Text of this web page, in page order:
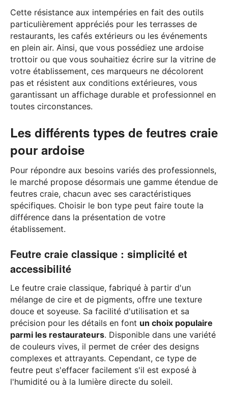
Cette résistance aux intempéries en fait des outils
particulièrement appréciés pour les terrasses de
restaurants, les cafés extérieurs ou les événements
en plein air. Ainsi, que vous possédiez une ardoise
trottoir ou que vous souhaitiez écrire sur la vitrine de
votre établissement, ces marqueurs ne décolorent
pas et résistent aux conditions extérieures, vous
garantissant un affichage durable et professionnel en
toutes circonstances.
Les différents types de feutres craie
pour ardoise
Pour répondre aux besoins variés des professionnels,
le marché propose désormais une gamme étendue de
feutres craie, chacun avec ses caractéristiques
spécifiques. Choisir le bon type peut faire toute la
différence dans la présentation de votre
établissement.
Feutre craie classique : simplicité et
accessibilité
Le feutre craie classique, fabriqué à partir d'un
mélange de cire et de pigments, offre une texture
douce et soyeuse. Sa facilité d'utilisation et sa
précision pour les détails en font un choix populaire
parmi les restaurateurs. Disponible dans une variété
de couleurs vives, il permet de créer des designs
complexes et attrayants. Cependant, ce type de
feutre peut s'effacer facilement s'il est exposé à
l'humidité ou à la lumière directe du soleil.